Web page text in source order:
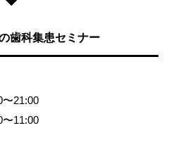
歯科集患セミナー
〜21:00
〜11:00